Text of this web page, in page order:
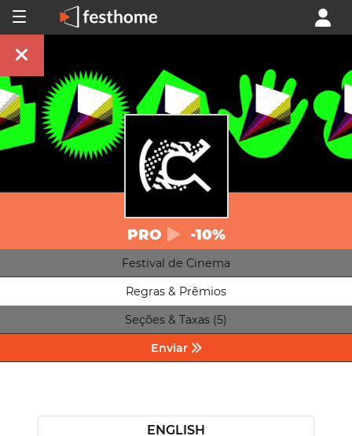
PRO -10%
Festival de Cinema
Regras & Prêmios
Seções & Taxas (5)
Enviar
ENGLISH